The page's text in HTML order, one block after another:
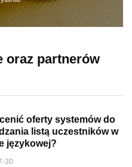
oraz partnerów
oferty systemów do
listą uczestników w
językowej?
30